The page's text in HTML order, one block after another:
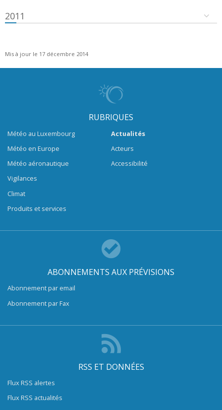
2011
Mis à jour le 17 décembre 2014
RUBRIQUES
Météo au Luxembourg
Météo en Europe
Météo aéronautique
Vigilances
Climat
Produits et services
Actualités
Acteurs
Accessibilité
ABONNEMENTS AUX PRÉVISIONS
Abonnement par email
Abonnement par Fax
RSS ET DONNÉES
Flux RSS alertes
Flux RSS actualités